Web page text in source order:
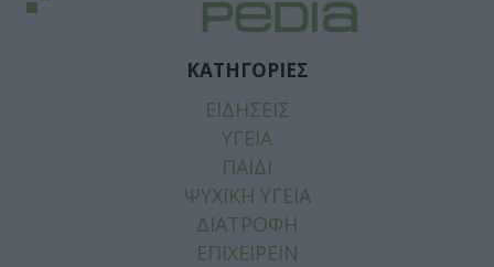
ΚΑΤΗΓΟΡΙΕΣ
ΕΙΔΗΣΕΙΣ
ΥΓΕΙΑ
ΠΑΙΔΙ
ΨΥΧΙΚΗ ΥΓΕΙΑ
ΔΙΑΤΡΟΦΗ
ΕΠΙΧΕΙΡΕΙΝ